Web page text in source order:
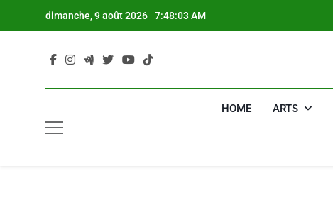
dimanche, 9 août 2026 7:48:04 AM
HOME ARTS